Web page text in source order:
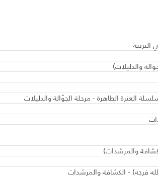
والدليلات)
العترة الطاهرة - مرحلة الجوّالة والدليلات
والمرشدات)